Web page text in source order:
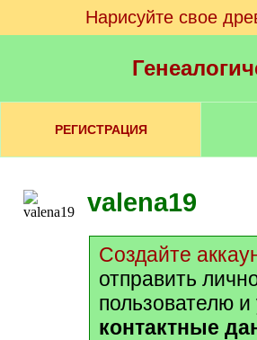
Нарисуйте свое
РЕГИСТРАЦИЯ
valena19
Создайте
отправить
пользователю
контактные